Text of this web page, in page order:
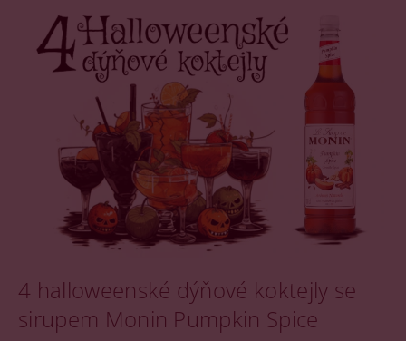
4 halloweenské dýňové koktejly se
sirupem Monin Pumpkin Spice